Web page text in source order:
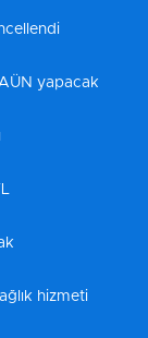
yapacak
hizmeti